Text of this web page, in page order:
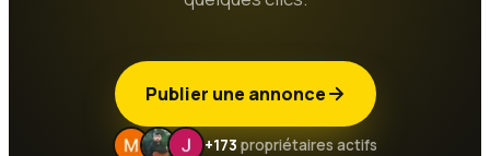
Publier une annonce
+173 propriétaires actifs